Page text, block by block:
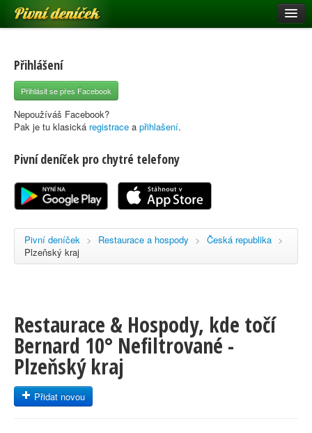
Pivní deníček
Pivní mapa
Pivní značky
Nápověda
Registrace
Přihlášení
Přihlásit se přes Facebook
Nepoužíváš Facebook?
Pak je tu klasická registrace a přihlašení.
Pivní deníček pro chytré telefony
Pivní deníček > Restaurace a hospody > Česká republika >
Plzeňský kraj
Restaurace & Hospody, kde točí
Bernard 10° Nefiltrované -
Plzeňský kraj
Přidat novou